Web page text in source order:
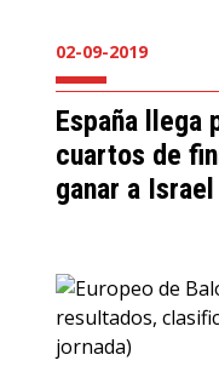
02-09-2019
España llega
cuartos de
ganar a Israel